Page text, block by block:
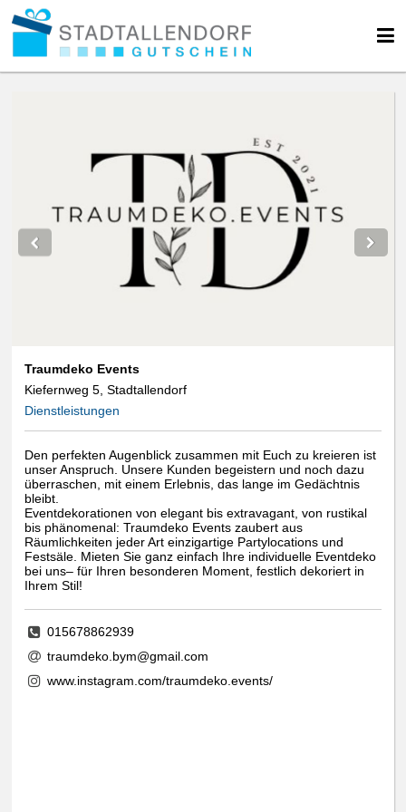
Traumdeko Events
Kiefernweg 5, Stadtallendorf
Dienstleistungen
Den perfekten Augenblick zusammen mit Euch zu kreieren ist
unser Anspruch. Unsere Kunden begeistern und noch dazu
überraschen, mit einem Erlebnis, das lange im Gedächtnis
bleibt.
Eventdekorationen von elegant bis extravagant, von rustikal
bis phänomenal: Traumdeko Events zaubert aus
Räumlichkeiten jeder Art einzigartige Partylocations und
Festsäle. Mieten Sie ganz einfach Ihre individuelle Eventdeko
bei uns– für Ihren besonderen Moment, festlich dekoriert in
Ihrem Stil!
015678862939
traumdeko.bym@gmail.com
www.instagram.com/traumdeko.events/